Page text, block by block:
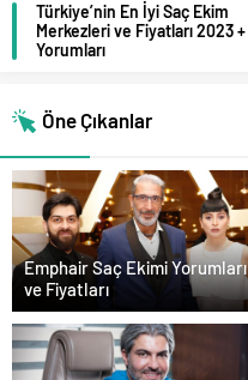
Türkiye’nin En İyi Saç Ekim
Merkezleri ve Fiyatları 2023 +
Yorumları
Öne Çıkanlar
Emphair Saç Ekimi Yorumları
ve Fiyatları